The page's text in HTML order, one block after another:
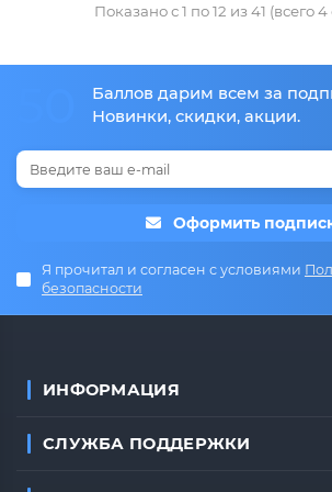
Показано с 1 по 12 из 41 (всего
Баллов дарим всем за
Новинки, скидки, акции.
Оформить
Я прочитал и согласен с условиями
безопасности
ИНФОРМАЦИЯ
СЛУЖБА ПОДДЕРЖКИ